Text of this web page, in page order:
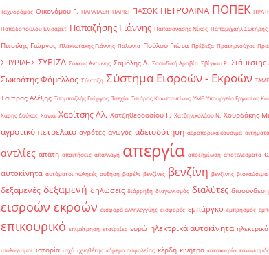
Ταχυδρόμος Οικονόμου Γ. ΠΑΡΑΤΑΣΗ ΠΑΡΙΣΙ ΠΑΣΟΚ ΠΕΤΡΟΛΙΝΑ ΠΟΠΕΚ
Παπαδοπούλου Ελισάβετ Παπαζήσης Γιάννης Παπαθανάσης Νίκος Παπαμιχαήλ Σωτήρης
Πιτσιλής Γιώργος Πλακιωτάκης Γιάννης Πολωνία Πούλου Γιώτα Πρέβεζα Πρατηριούχοι
ΣΠΥΡΙΔΗΣ ΣΥΡΙΖΑ Σάκκος Αντώνης Σαμόλης Λ. Σαουδική Αραβία Σβίγκου Ρ.
Σωκράτης Φάμελλος Σύνταξη Σύστημα Εισροών - Εκροών
Τσίπρας Αλέξης Τσαμπαζλής Γιώργος Τσεχία Τσιάρας Κωνσταντίνος ΥΜΕ Υπουργείο Εργασίας
Χάρης Δούκας Χανιά Χαρίτσης Αλ. Χατζηθεοδοσίου Γ. Χατζηνικολάου Ν. Χουρδάκης
αγροτικό πετρέλαιο αγρότες αγωγός αδειοδότηση αεροπορικά καύσιμα αιτήματα
αντλίες απάτη απαιτήσεις απαλλαγή απεργία αποζημίωση αποτελέσματα
αυτοκίνητα αυτόματοι πωλητές αύξηση βαρέλι βενζίνες βενζίνη βενζίνης βιοκαύσιμα
δεξαμενές δεξαμενή δηλώσεις διάρρηξη διαγωνισμός διαλύτες
εισροών εκροών εισφορά αλληλεγγύης εισφορές εμπάργκο εμπρησμός
επικουρικό επιμέτρηση εταιρείες ευρώ ηλεκτρικά αυτοκίνητα
ισολογισμοί ιστορία ισχύ ιχνηθέτης κάμερα ασφαλείας κέρδη κίνητρα κακοκαιρία κανονισμός